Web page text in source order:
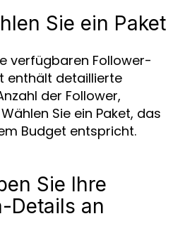
Sie ein Paket
verfügbaren Follower-
enthält detaillierte
der Follower,
Sie ein Paket, das
Budget entspricht.
Sie Ihre
Details an